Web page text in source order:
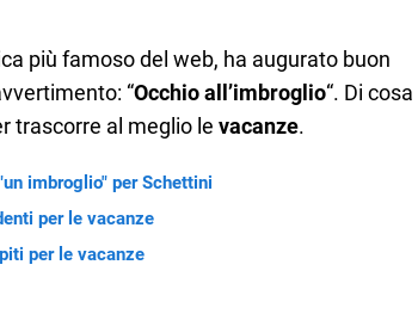
più famoso del web, ha augurato buon
“Occhio all’imbroglio“. Di cosa
trascorre al meglio le vacanze.
imbroglio" per Schettini
per le vacanze
per le vacanze